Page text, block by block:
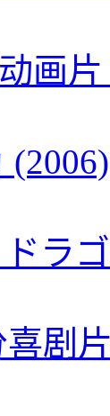
画
(2006)
ラ
喜剧